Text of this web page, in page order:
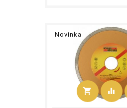
Novinka
shopping_cart
Kúpiť
equalizer